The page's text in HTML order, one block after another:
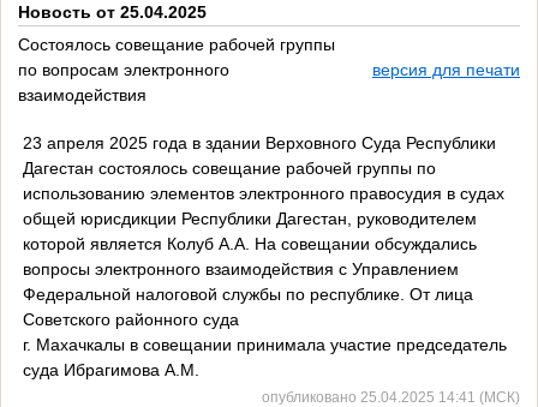
Новость от 25.04.2025
Состоялось совещание рабочей группы
по вопросам электронного
взаимодействия
версия для печати
23 апреля 2025 года в здании Верховного Суда Республики
Дагестан состоялось совещание рабочей группы по
использованию элементов электронного правосудия в судах
общей юрисдикции Республики Дагестан, руководителем
которой является Колуб А.А. На совещании обсуждались
вопросы электронного взаимодействия с Управлением
Федеральной налоговой службы по республике. От лица
Советского районного суда
г. Махачкалы в совещании принимала участие председатель
суда Ибрагимова А.М.
опубликовано 25.04.2025 14:41 (МСК)